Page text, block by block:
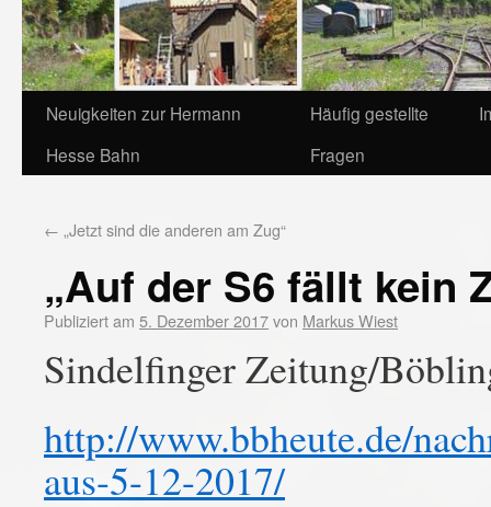
Neuigkeiten zur Hermann
Hesse Bahn
Häufig gestellte
Fragen
← „Jetzt sind die anderen am Zug“
„Auf der S6 fällt kein
Publiziert am 5. Dezember 2017von Markus Wiest
Sindelfinger Zeitung/
http://www.bbheute.de/
aus-5-12-2017/